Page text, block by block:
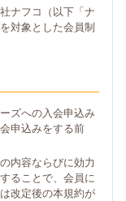
ナフコ（以下「ナ
対象とした会員制
ズへの入会申込み
申込みをする前
内容ならびに効力
ることで、会員に
改定後の本規約が